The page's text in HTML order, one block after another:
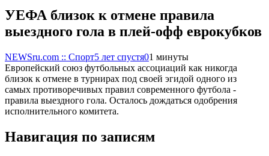
УЕФА близок к отмене правила
выездного гола в плей-офф еврокубков
NEWSru.com :: Спорт5 лет спустя01 минуты
Европейский союз футбольных ассоциаций как никогда
близок к отмене в турнирах под своей эгидой одного из
самых противоречивых правил современного футбола -
правила выездного гола. Осталось дождаться одобрения
исполнительного комитета.
Навигация по записям